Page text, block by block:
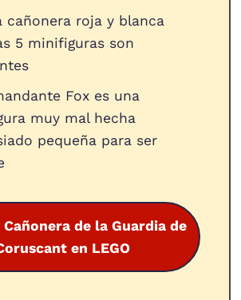
cañonera roja y blanca
5 minifiguras son
Fox es una
muy mal hecha
pequeña para ser
de la Guardia de
en LEGO